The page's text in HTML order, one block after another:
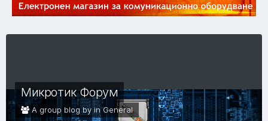
Микротик Форум
A group blog by inGeneral